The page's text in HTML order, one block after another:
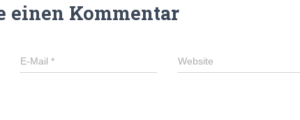
einen Kommentar
E-Mail* Website